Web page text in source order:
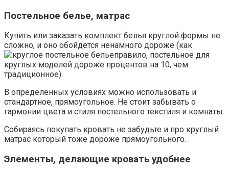
Постельное белье, матрас
Купить или заказать комплект белья круглой формы не
сложно, и оно обойдется ненамного дороже (как
правило, постельное для
круглых моделей дороже процентов на 10, чем
традиционное).
В определенных условиях можно использовать и
стандартное, прямоугольное. Не стоит забывать о
гармонии цвета и стиля постельного текстиля и комнаты.
Собираясь покупать кровать не забудьте и про круглый
матрас который тоже дороже прямоугольного.
Элементы, делающие кровать удобнее